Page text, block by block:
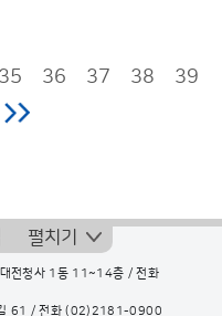
35 36 37 38
39
펼치기
전청사 1동 11~14층 / 전화
61 / 전화(02)2181-0900